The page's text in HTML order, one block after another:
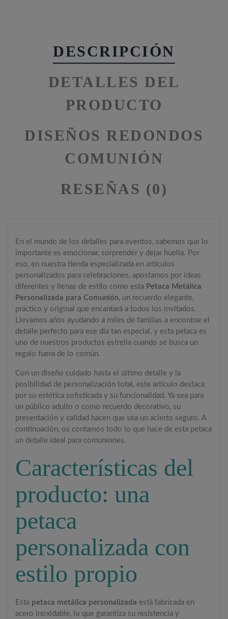
DESCRIPCIÓN
DETALLES DEL
PRODUCTO
DISEÑOS REDONDOS
COMUNIÓN
RESEÑAS (0)
En el mundo de los detalles para eventos, sabemos que lo
importante es emocionar, sorprender y dejar huella. Por
eso, en nuestra tienda especializada en artículos
personalizados para celebraciones, apostamos por ideas
diferentes y llenas de estilo como esta Petaca Metálica
Personalizada para Comunión, un recuerdo elegante,
práctico y original que encantará a todos los invitados.
Llevamos años ayudando a miles de familias a encontrar el
detalle perfecto para ese día tan especial, y esta petaca es
uno de nuestros productos estrella cuando se busca un
regalo fuera de lo común.
Con un diseño cuidado hasta el último detalle y la
posibilidad de personalización total, este artículo destaca
por su estética sofisticada y su funcionalidad. Ya sea para
un público adulto o como recuerdo decorativo, su
presentación y calidad hacen que sea un acierto seguro. A
continuación, os contamos todo lo que hace de esta petaca
un detalle ideal para comuniones.
Características del
producto: una
petaca
personalizada con
estilo propio
Esta petaca metálica personalizada está fabricada en
acero inoxidable, lo que garantiza su resistencia y